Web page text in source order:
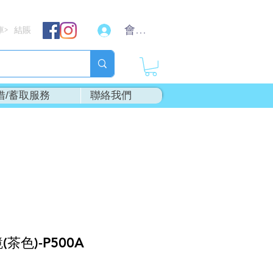
結賬 會員登入
/蓄取服務 聯絡我們
茶色)-P500A